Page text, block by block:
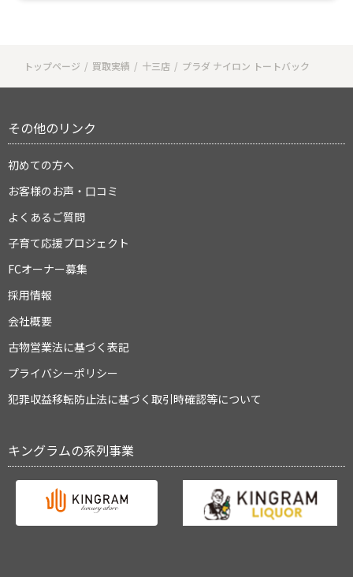
トップページ 買取実績 十三店 プラダ ナイロン トートバック
その他のリンク
初めての方へ
お客様のお声・口コミ
よくあるご質問
子育て応援プロジェクト
FCオーナー募集
採用情報
会社概要
古物営業法に基づく表記
プライバシーポリシー
犯罪収益移転防止法に基づく取引時確認等について
キングラムの系列事業